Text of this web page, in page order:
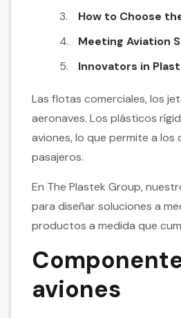
How to Choose
Meeting Aviation
Innovators in
Las flotas comerciales, los
aeronaves. Los plásticos
aviones, lo que permite a
pasajeros.
En The Plastek Group,
para diseñar soluciones a
productos a medida que
aviones